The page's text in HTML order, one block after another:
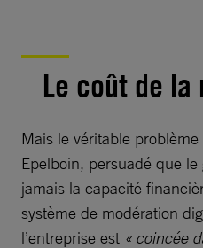
Le coût de
Mais le véritable
Epelboin, persuadé que le
jamais la capacité
système de modération
l’entreprise est « coincée